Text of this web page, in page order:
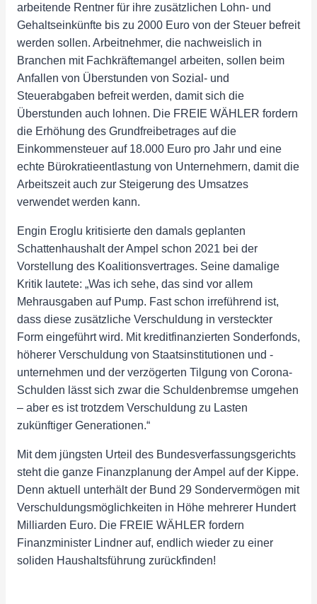
arbeitende Rentner für ihre zusätzlichen Lohn- und
Gehaltseinkünfte bis zu 2000 Euro von der Steuer befreit
werden sollen. Arbeitnehmer, die nachweislich in
Branchen mit Fachkräftemangel arbeiten, sollen beim
Anfallen von Überstunden von Sozial- und
Steuerabgaben befreit werden, damit sich die
Überstunden auch lohnen. Die FREIE WÄHLER fordern
die Erhöhung des Grundfreibetrages auf die
Einkommensteuer auf 18.000 Euro pro Jahr und eine
echte Bürokratieentlastung von Unternehmern, damit die
Arbeitszeit auch zur Steigerung des Umsatzes
verwendet werden kann.
Engin Eroglu kritisierte den damals geplanten
Schattenhaushalt der Ampel schon 2021 bei der
Vorstellung des Koalitionsvertrages. Seine damalige
Kritik lautete: „Was ich sehe, das sind vor allem
Mehrausgaben auf Pump. Fast schon irreführend ist,
dass diese zusätzliche Verschuldung in versteckter
Form eingeführt wird. Mit kreditfinanzierten Sonderfonds,
höherer Verschuldung von Staatsinstitutionen und -
unternehmen und der verzögerten Tilgung von Corona-
Schulden lässt sich zwar die Schuldenbremse umgehen
– aber es ist trotzdem Verschuldung zu Lasten
zukünftiger Generationen.“
Mit dem jüngsten Urteil des Bundesverfassungsgerichts
steht die ganze Finanzplanung der Ampel auf der Kippe.
Denn aktuell unterhält der Bund 29 Sondervermögen mit
Verschuldungsmöglichkeiten in Höhe mehrerer Hundert
Milliarden Euro. Die FREIE WÄHLER fordern
Finanzminister Lindner auf, endlich wieder zu einer
soliden Haushaltsführung zurückfinden!